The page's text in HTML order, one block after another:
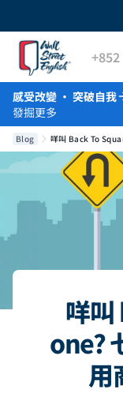
感受改變 · 突破自我
發掘更多
Blog 咩叫 Back To
咩
one?
用